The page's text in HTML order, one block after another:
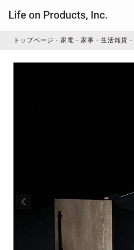
ビューティー
デジタル雑貨
トップページ 家電 家事・生活雑貨